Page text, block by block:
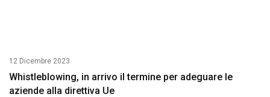
12 Dicembre 2023
Whistleblowing, in arrivo il termine per adeguare le
aziende alla direttiva Ue